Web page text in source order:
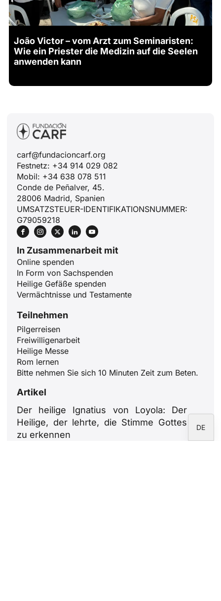
João Victor – vom Arzt zum Seminaristen:
Wie ein Priester die Medizin auf die Seelen
anwenden kann
carf@fundacioncarf.org
Festnetz: +34 914 029 082
Mobil: +34 638 078 511
Conde de Peñalver, 45.
28006 Madrid, Spanien
UMSATZSTEUER-IDENTIFIKATIONSNUMMER:
G79059218
In Zusammenarbeit mit
Online spenden
In Form von Sachspenden
Heilige Gefäße spenden
Vermächtnisse und Testamente
Teilnehmen
Pilgerreisen
Freiwilligenarbeit
Heilige Messe
Rom lernen
Bitte nehmen Sie sich 10 Minuten Zeit zum Beten.
Artikel
Der heilige Ignatius von Loyola: Der
Heilige, der lehrte, die Stimme Gottes
zu erkennen
DE
IT